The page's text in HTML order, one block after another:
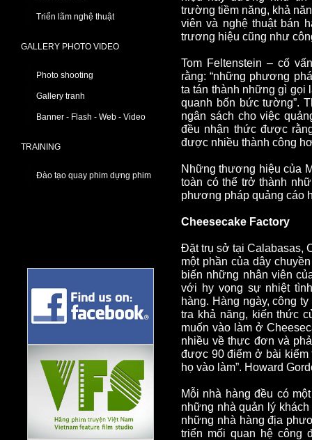
Triển lãm nghệ thuật
GALLERY PHOTO VIDEO
Photo shooting
Gallery tranh
Banner - Flash - Web - Video
TRAINING
Đào tạo quay phim dựng phim
trường tiềm năng, khả
viên và nghệ thuật bán
trương hiệu cũng như
Tom Feltenstein – cố
rằng: “những phương
ta tán thành những gì gọi
quanh bốn bức tường”.
ngân sách cho việc
đều nhận thức được
được nhiều thành công
Những thương hiệu của
toàn có thể trở thành
phương pháp quảng cáo
Cheesecake Factory
Đặt trụ sở tại Calabasas,
một phần của dây
biến những nhân viên
với hy vọng sự nhiệt
hàng. Hàng ngày, công
tra khả năng, kiến thức
muốn vào làm ở
nhiều về thực đơn và
được 90 điểm ở bài kiểm
họ vào làm”. Howard
Mỗi nhà hàng đều có
những nhà quản lý
những nhà hàng địa
triển mối quan hệ công